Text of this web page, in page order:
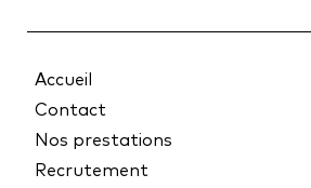
Accueil
Contact
Nos prestations
Recrutement